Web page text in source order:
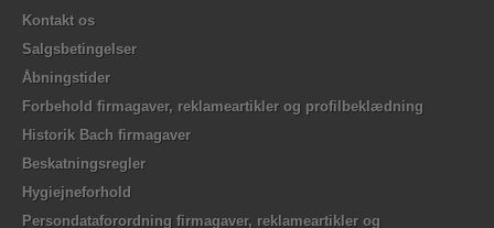
Kontakt os
Salgsbetingelser
Åbningstider
Forbehold firmagaver, reklameartikler og profilbeklædning
Historik Bach firmagaver
Beskatningsregler
Hygiejneforhold
Persondataforordning firmagaver, reklameartikler og